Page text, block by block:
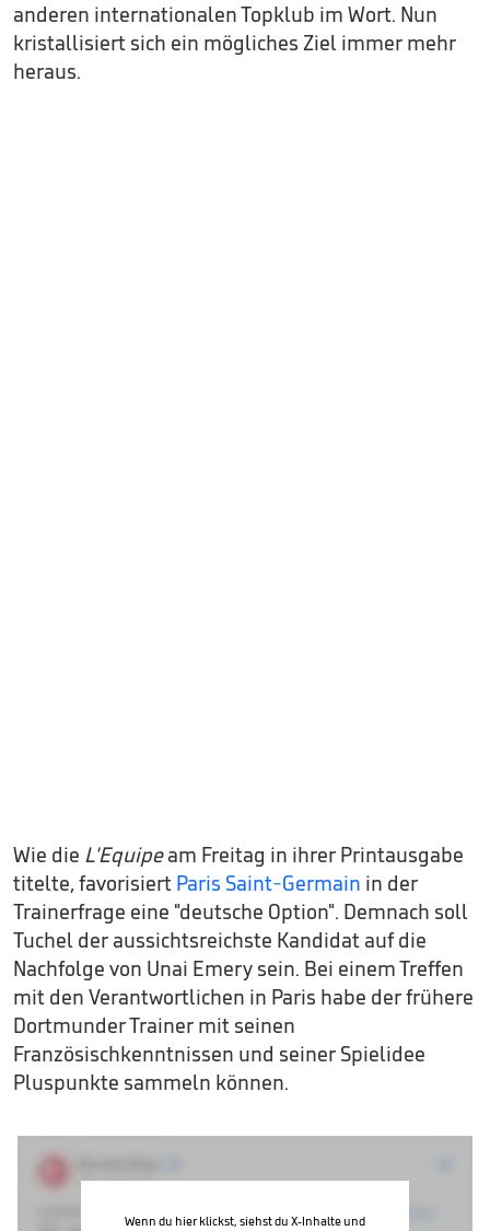
anderen internationalen Topklub im Wort. Nun
kristallisiert sich ein mögliches Ziel immer mehr
heraus.
Wie die L'Equipeam Freitag in ihrer Printausgabe
titelte, favorisiert Paris Saint-Germain in der
Trainerfrage eine "deutsche Option". Demnach soll
Tuchel der aussichtsreichste Kandidat auf die
Nachfolge von Unai Emery sein. Bei einem Treffen
mit den Verantwortlichen in Paris habe der frühere
Dortmunder Trainer mit seinen
Französischkenntnissen und seiner Spielidee
Pluspunkte sammeln können.
Wenn du hier klickst, siehst du X-Inhalte und